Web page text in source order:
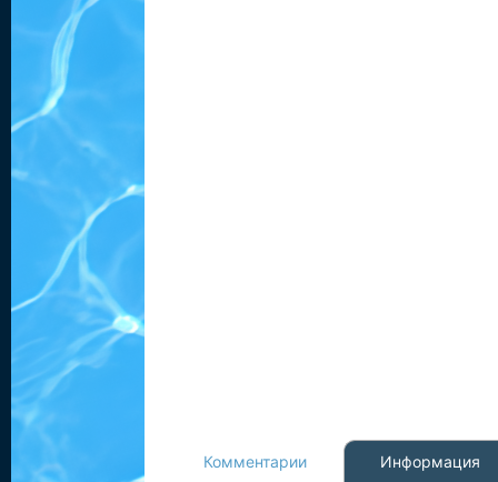
Комментарии Информация